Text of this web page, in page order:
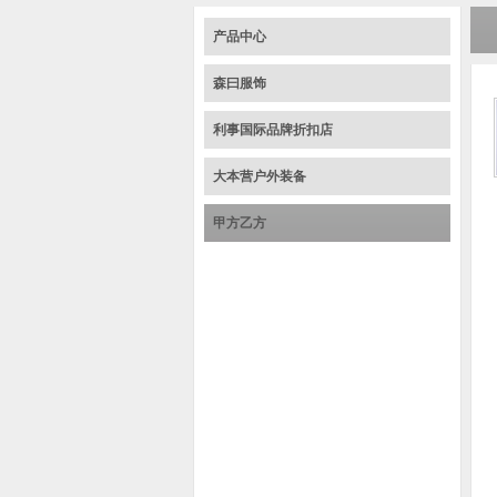
产品中心
森曰服饰
利事国际品牌折扣店
大本营户外装备
甲方乙方